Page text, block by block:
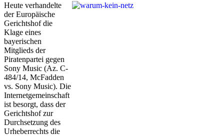
Heute verhandelte
der Europäische
Gerichtshof die
Klage eines
bayerischen
Mitglieds der
Piratenpartei gegen
Sony Music (Az. C-
484/14, McFadden
vs. Sony Music). Die
Internetgemeinschaft
ist besorgt, dass der
Gerichtshof zur
Durchsetzung des
Urheberrechts die